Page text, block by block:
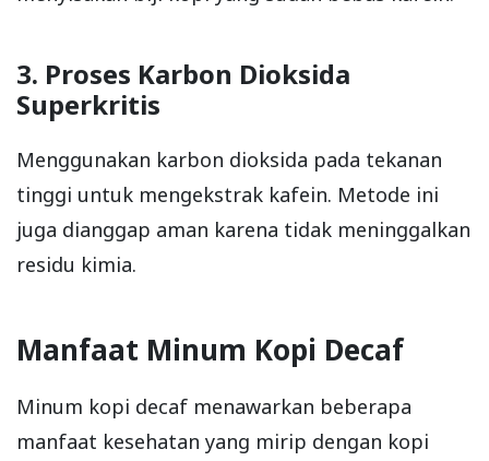
3. Proses Karbon Dioksida
Superkritis
Menggunakan karbon dioksida pada tekanan
tinggi untuk mengekstrak kafein. Metode ini
juga dianggap aman karena tidak meninggalkan
residu kimia.
Manfaat Minum Kopi Decaf
Minum kopi decaf menawarkan beberapa
manfaat kesehatan yang mirip dengan kopi